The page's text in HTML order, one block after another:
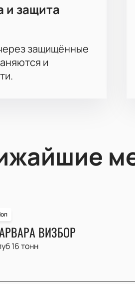
и защита
защищённые
и
ВИЗБОР
16 тонн